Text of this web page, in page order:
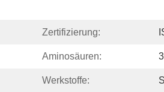
Zertifizierung:
Aminosäuren:
Werkstoffe: